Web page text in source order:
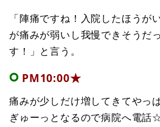
「陣痛ですね！入院したほうが
が痛みが弱いし我慢できそうだ
す！」と言う。
PM10:00★
痛みが少しだけ増してきてやっ
ぎゅーっとなるので病院へ電話